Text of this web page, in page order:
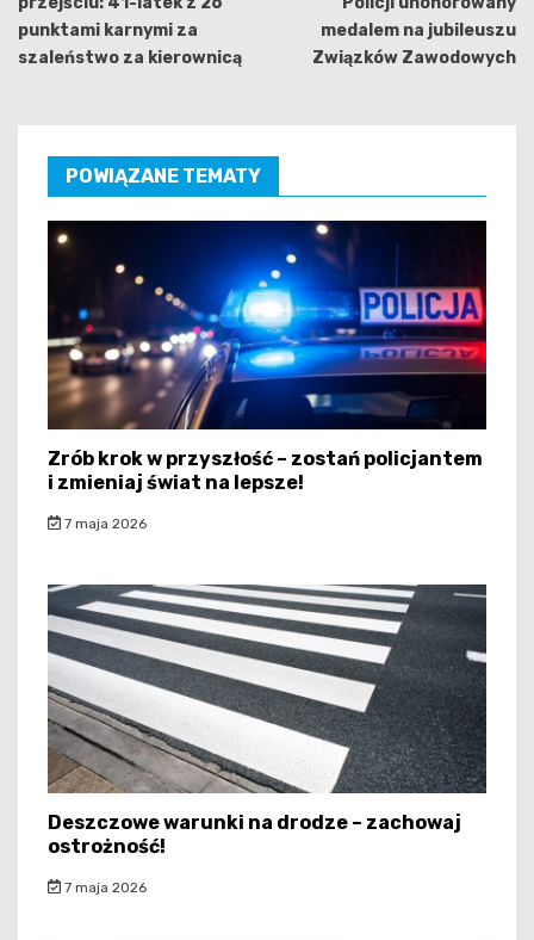
punktami karnymi za
szaleństwo za kierownicą
medalem na jubileuszu
Związków Zawodowych
POWIĄZANE TEMATY
Zrób krok w przyszłość – zostań policjantem
i zmieniaj świat na lepsze!
7 maja 2026
Deszczowe warunki na drodze – zachowaj
ostrożność!
7 maja 2026